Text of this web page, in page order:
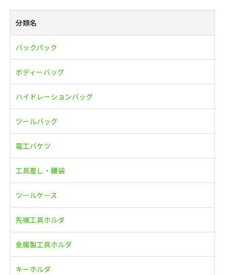
分類名
バックパック
ボディーバッグ
ハイドレーションバッグ
ツールバッグ
電工バケツ
工具差し・腰袋
ツールケース
先端工具ホルダ
金属製工具ホルダ
キーホルダ